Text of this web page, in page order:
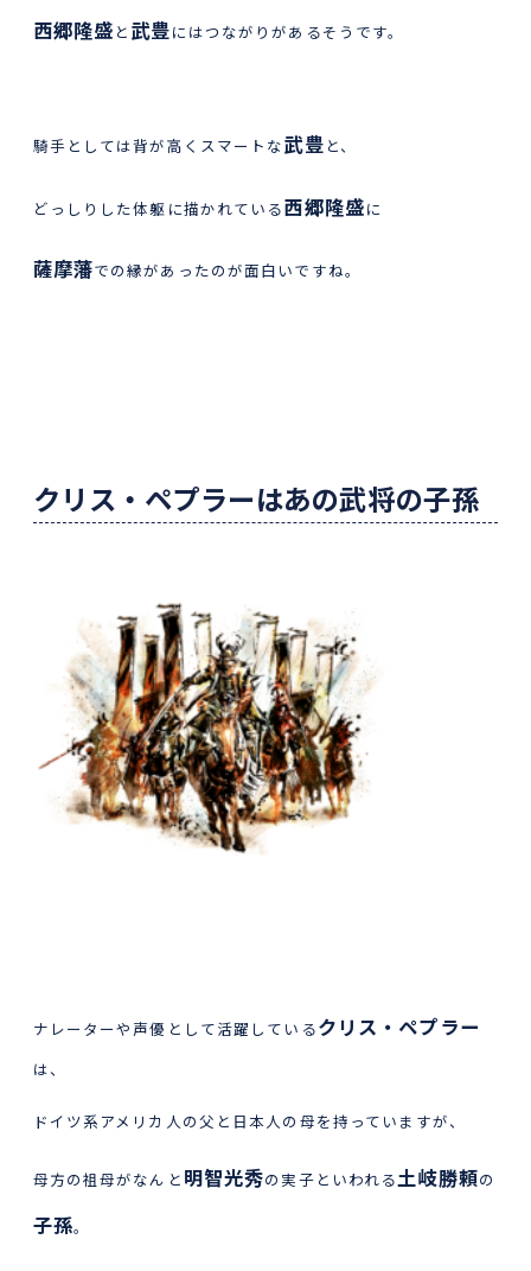
西郷隆盛 と 武豊にはつながりがあるそうです。
騎手としては背が高くスマートな武豊 と、
どっしりした体躯に描かれている西郷隆盛に
薩摩藩での縁があったのが面白いですね。
クリス・ペプラーはあの武将の子孫
ナレーターや声優として活躍しているクリス・ペプラー
は、
ドイツ系アメリカ人の父と日本人の母を持っていますが、
母方の祖母がなんと 明智光秀の実子といわれる土岐勝頼の
子孫。